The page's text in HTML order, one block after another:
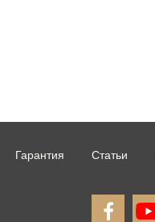
Гарантия Статьи